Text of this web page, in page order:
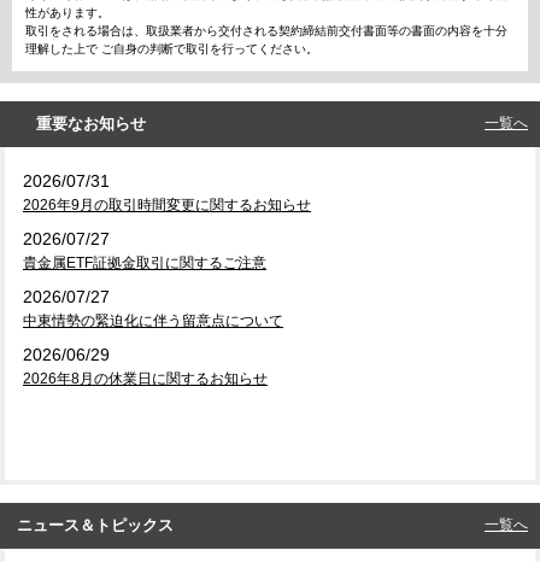
性があります。
取引をされる場合は、取扱業者から交付される契約締結前交付書面等の書面の内容を十分
理解した上で ご自身の判断で取引を行ってください。
重要なお知らせ 一覧へ
2026/07/31
2026年9月の取引時間変更に関するお知らせ
2026/07/27
貴金属ETF証拠金取引に関するご注意
2026/07/27
中東情勢の緊迫化に伴う留意点について
2026/06/29
2026年8月の休業日に関するお知らせ
ニュース＆トピックス 一覧へ